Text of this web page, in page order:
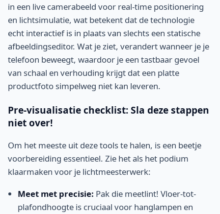
in een live camerabeeld voor real-time positionering
en lichtsimulatie, wat betekent dat de technologie
echt interactief is in plaats van slechts een statische
afbeeldingseditor. Wat je ziet, verandert wanneer je je
telefoon beweegt, waardoor je een tastbaar gevoel
van schaal en verhouding krijgt dat een platte
productfoto simpelweg niet kan leveren.
Pre-visualisatie checklist: Sla deze stappen
niet over!
Om het meeste uit deze tools te halen, is een beetje
voorbereiding essentieel. Zie het als het podium
klaarmaken voor je lichtmeesterwerk:
Meet met precisie: Pak die meetlint! Vloer-tot-
plafondhoogte is cruciaal voor hanglampen en